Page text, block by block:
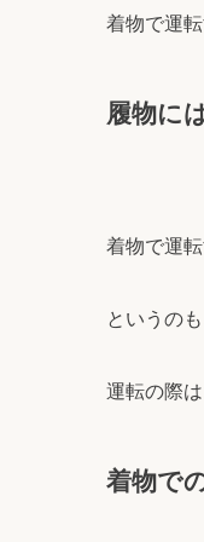
着物で運
履物に
着物で運
というの
運転の際
着物で